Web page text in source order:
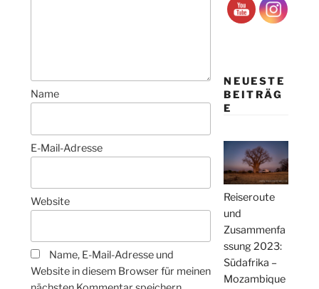
Name
E-Mail-Adresse
Website
Name, E-Mail-Adresse und
Website in diesem Browser für meinen
NEUESTE
BEITRÄG
E
Reiseroute
und
Zusammenfa
ssung 2023:
Südafrika –
Mozambique